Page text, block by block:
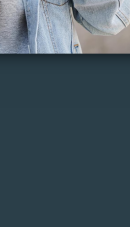
Heladerías
Onces
Postres
Tortas y pasteles